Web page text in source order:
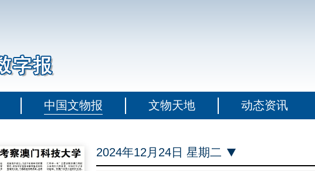
中国文物报 文物天地 动态资讯
2024年12月24日 星期二